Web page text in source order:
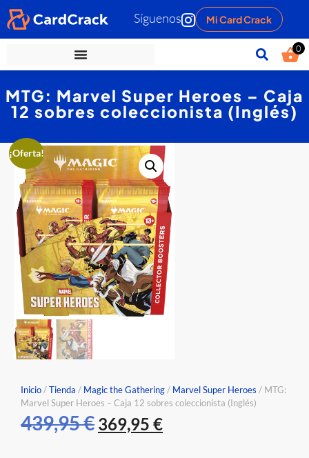
Síguenos Mi Card Crack
0
MTG: Marvel Super Heroes – Caja
12 sobres coleccionista (Inglés)
¡Oferta!
Inicio/Tienda / Magic the Gathering/ Marvel Super Heroes / MTG:
Marvel Super Heroes – Caja 12 sobres coleccionista (Inglés)
439,95€ 369,95 €